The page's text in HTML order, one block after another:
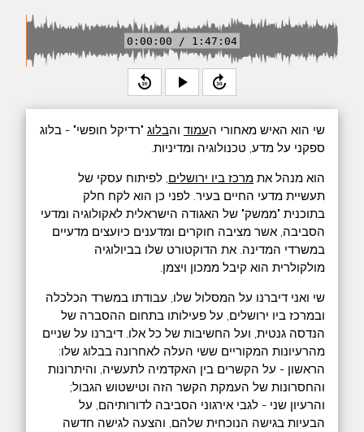
0:00:00 / 1:47:04
replay_30 play_arrow forward_30
שי הוא האיש מאחורי העמוד והבלוג "רדיקל חופשי" - בלוג
ספקני על מדע, טכנולוגיה ומדיניות.
הוא מנהל את מרכז ביו ירושלים, לפיתוח עסקי של
תעשיית מדעי החיים בעיר. לפני כן הוא לקח חלק
בתוכנית "ממשק" של האגודה הישראלית לאקולוגיה ומדעי
הסביבה, אשר מציבה חוקרים ומדענים כיועצים מדעיים
במשרדי המדינה. את הדוקטורט שלו בביולוגיה
מולקולרית הוא קיבל ממכון ויצמן.
שי ואני דיברנו על המסלול שלו, עבודתו במשרד הכלכלה
ובמרכז ביו ירושלים, על פעילותו בתחום ההסברה של
הנדסה גנטית, ועל החשיבות של כל אלו. דיברנו על שניים
מהרעיונות המקוריים ששי העלה לאחרונה בבלוג שלו:
הראשון - על הקשרים בין האקדמיה לתעשיה, והיתרונות
והחסרונות של העמקת הקשר הזה וטישטוש הגבול;
והרעיון שני - לגבי אירגוני הסביבה לדורותיהם, על
הבעיות בגישה הנוכחית שלהם, והצעה לגישה חדשה